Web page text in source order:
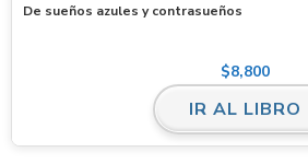
De sueños azules y contrasueños
$8,800
IR AL LIBRO